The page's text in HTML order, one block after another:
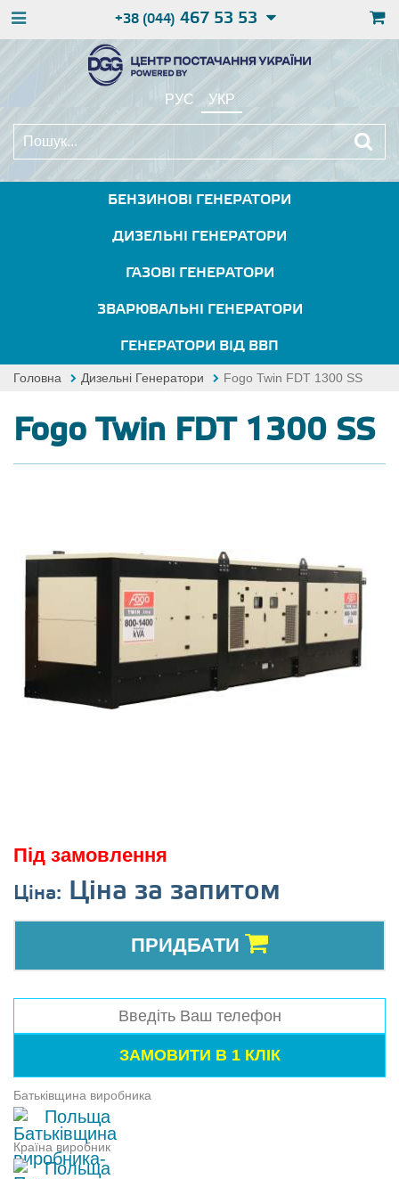
+38 (044) 467 53 53
РУС УКР
БЕНЗИНОВІ ГЕНЕРАТОРИ
ДИЗЕЛЬНІ ГЕНЕРАТОРИ
ГАЗОВІ ГЕНЕРАТОРИ
ЗВАРЮВАЛЬНІ ГЕНЕРАТОРИ
ГЕНЕРАТОРИ ВІД ВВП
Головна Дизельні Генератори Fogo Twin FDT 1300 SS
Fogo Twin FDT 1300 SS
Під замовлення
Ціна: Ціна за запитом
ПРИДБАТИ
Батьківщина виробника
Польща
Країна виробник
Польща